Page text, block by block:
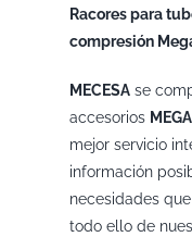
Racores para
compresión
MECESAse
accesorios
mejor servicio
información
necesidades
todo ello de